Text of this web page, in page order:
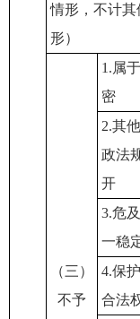
情形，不计其
形）
（三）
不予
1.属
密
2.其
政法
开
3.危
一稳
4.保
合法